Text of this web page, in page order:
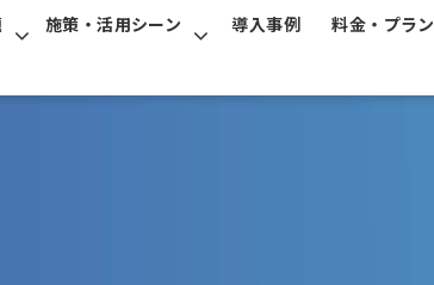
施策・活用シーン 導入事例 料金・プラン